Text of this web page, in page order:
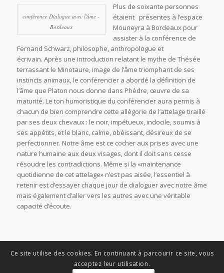
conférence Dialogue avec l'âme -
Bordeaux
Plus de soixante personnes
étaient présentes à l’espace
Mouneyra à Bordeaux pour
assister à la conférence de
Fernand Schwarz, philosophe, anthropologue et
écrivain. Après une introduction relatant le mythe de Thésée
terrassant le Minotaure, image de l’âme triomphant de ses
instincts animaux, le conférencier a abordé la définition de
l’âme que Platon nous donne dans Phèdre, œuvre de sa
maturité. Le ton humoristique du conférencier aura permis à
chacun de bien comprendre cette allégorie de l’attelage tiraillé
par ses deux chevaux : le noir, impétueux, indocile, soumis à
ses appétits, et le blanc, calme, obéissant, désireux de se
perfectionner. Notre âme est ce cocher aux prises avec une
nature humaine aux deux visages, dont il doit sans cesse
résoudre les contradictions. Même si la «maintenance
quotidienne de cet attelage» n’est pas aisée, l’essentiel à
retenir est d’essayer chaque jour de dialoguer avec notre âme
mais également d’aller vers les autres avec une véritable
capacité d’écoute.
Ce site utilise des cookies. En continuant à parcourir ce site, vous
acceptez leur utilisation.